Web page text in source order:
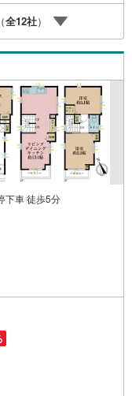
も一生涯お守りしま
店舗 当店でのご成約
ペーン対象です！※必
お問い合わせくださ
全12社）
下車 徒歩5分